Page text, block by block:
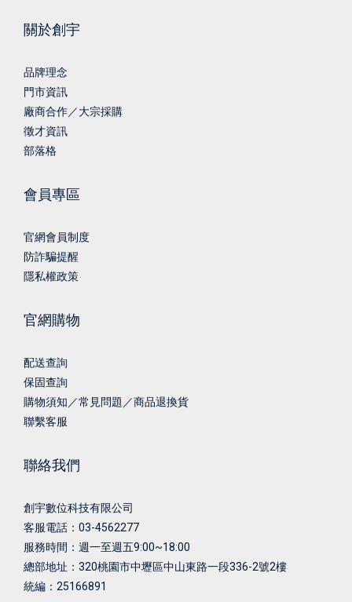
關於創宇
品牌理念
門市資訊
廠商合作／大宗採購
徵才資訊
部落格
會員專區
官網會員制度
防詐騙提醒
隱私權政策
官網購物
配送查詢
保固查詢
購物須知／常見問題／商品退換貨
聯繫客服
聯絡我們
創宇數位科技有限公司
客服電話：03-4562277
服務時間：週一至週五9:00~18:00
總部地址： 320桃園市中壢區中山東路一段336-2號2樓
統編：25166891